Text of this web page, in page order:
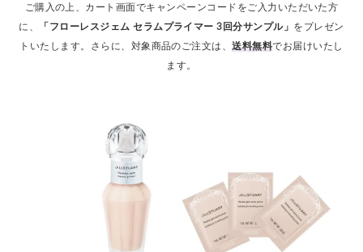
ご購入の上、カート画面でキャンペーンコードをご入力いただいた方
に、
「フローレスジェム セラムプライマー 3回分サンプル」 をプレゼン
トいたします。さらに、対象商品のご注文は、送料無料でお届けいたし
ます。